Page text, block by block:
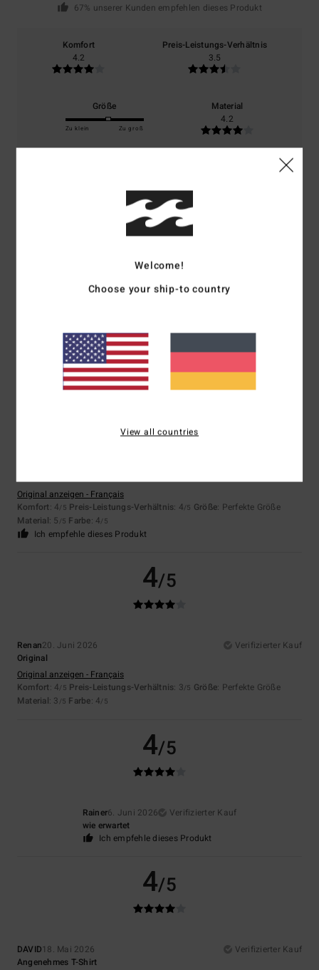
67% unserer Kunden empfehlen dieses Produkt
Komfort
4.2
Preis-Leistungs-Verhältnis
3.5
Größe
Zu klein Zu groß
Material
4.2
5/5
Komfort: 5/5 Größe: Perfekte GrößeMaterial: 5/5 Farbe
5
Original anzeigen - Français
Komfort: 4/5 Preis-Leistungs-Verhältnis: 4/5 Größe: Perfekte Größe
Material: 5 /5 Farbe: 4/5
Ich empfehle dieses Produkt
4/5
Renan20. Juni 2026
Verifizierter Kauf
Original
Original anzeigen - Français
Komfort: 4/5 Preis-Leistungs-Verhältnis: 3/5 Größe: Perfekte Größe
Material: 3 /5 Farbe: 4/5
4/5
Rainer6. Juni 2026
Verifizierter Kauf
wie erwartet
Ich empfehle dieses Produkt
4/5
DAVID18. Mai 2026
Verifizierter Kauf
Angenehmes T-Shirt
Welcome!
Choose your ship-to country
View all countries